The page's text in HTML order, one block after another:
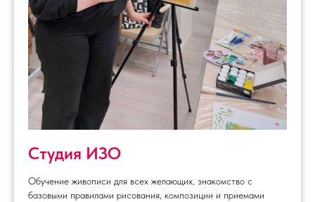
Студия ИЗО
Обучение живописи для всех желающих, знакомство с
базовыми правилами рисования, композиции и приемами